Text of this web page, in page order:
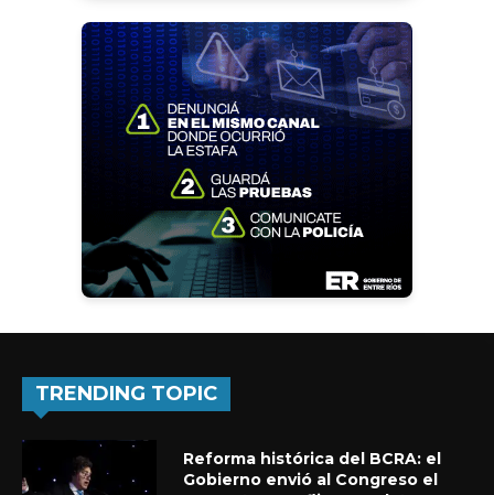
TRENDING TOPIC
Reforma histórica del BCRA: el
Gobierno envió al Congreso el